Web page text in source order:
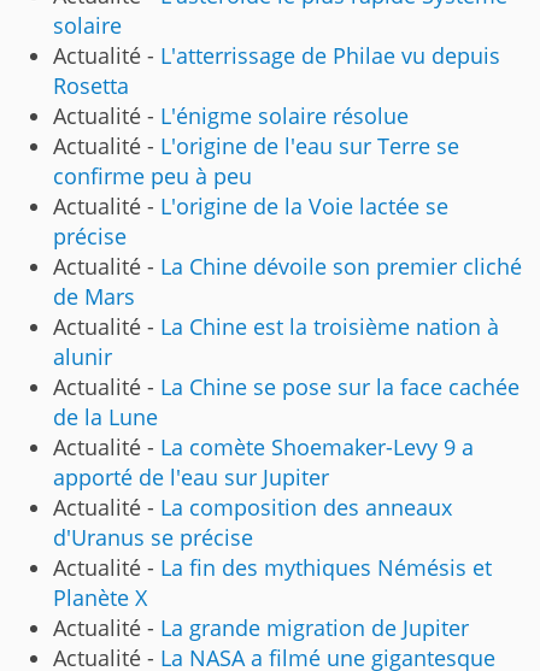
solaire
Actualité - L'atterrissage de Philae vu depuis
Rosetta
Actualité - L'énigme solaire résolue
Actualité - L'origine de l'eau sur Terre se
confirme peu à peu
Actualité - L'origine de la Voie lactée se
précise
Actualité - La Chine dévoile son premier cliché
de Mars
Actualité - La Chine est la troisième nation à
alunir
Actualité - La Chine se pose sur la face cachée
de la Lune
Actualité - La comète Shoemaker-Levy 9 a
apporté de l'eau sur Jupiter
Actualité - La composition des anneaux
d'Uranus se précise
Actualité - La fin des mythiques Némésis et
Planète X
Actualité - La grande migration de Jupiter
Actualité - La NASA a filmé une gigantesque